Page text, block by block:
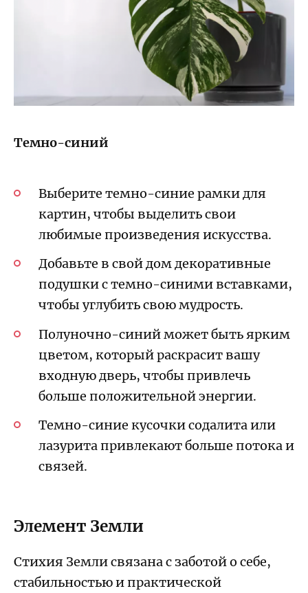
Темно-синий
Выберите темно-синие рамки для
картин, чтобы выделить свои
любимые произведения искусства.
Добавьте в свой дом декоративные
подушки с темно-синими вставками,
чтобы углубить свою мудрость.
Полуночно-синий может быть ярким
цветом, который раскрасит вашу
входную дверь, чтобы привлечь
больше положительной энергии.
Темно-синие кусочки содалита или
лазурита привлекают больше потока и
связей.
Элемент Земли
Стихия Земли связана с заботой о себе,
стабильностью и практической